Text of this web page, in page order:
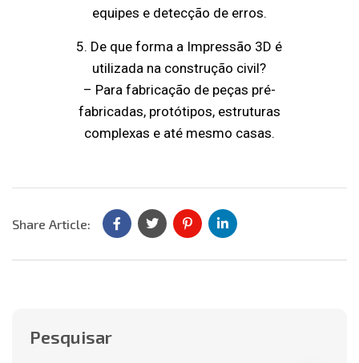
equipes e detecção de erros.
5. De que forma a Impressão 3D é
utilizada na construção civil?
– Para fabricação de peças pré-
fabricadas, protótipos, estruturas
complexas e até mesmo casas.
Share Article:
Pesquisar